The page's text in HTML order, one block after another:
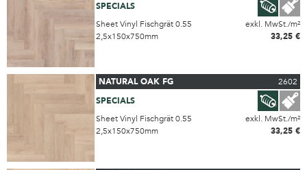
SPECIALS
Sheet Vinyl Fischgrät 0.55
exkl. MwSt./m²
2,5x150x750mm
33,25 €
NATURAL OAK FG
2602
SPECIALS
Sheet Vinyl Fischgrät 0.55
exkl. MwSt./m²
2,5x150x750mm
33,25 €